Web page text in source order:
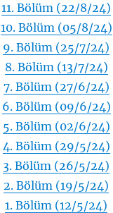
11. Bölüm (22/8/24)
10. Bölüm (05/8/24)
9. Bölüm (25/7/24)
8. Bölüm (13/7/24)
7. Bölüm (27/6/24)
6. Bölüm (09/6/24)
5. Bölüm (02/6/24)
4. Bölüm (29/5/24)
3. Bölüm (26/5/24)
2. Bölüm (19/5/24)
1. Bölüm (12/5/24)